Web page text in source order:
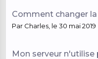
Comment changer
Par Charles le 30 mai 2019
Mon serveur